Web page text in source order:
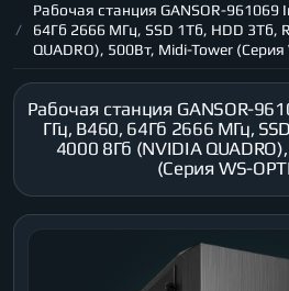
Рабочая станция GANSOR-961069
64Гб 2666 МГц, SSD 1Тб, HDD 3Тб,
QUADRO), 500Вт, Midi-Tower (Серия
Рабочая станция GANSOR-
ГГц, B460, 64Гб 2666 МГц,
4000 8Гб (NVIDIA
(Серия WS-